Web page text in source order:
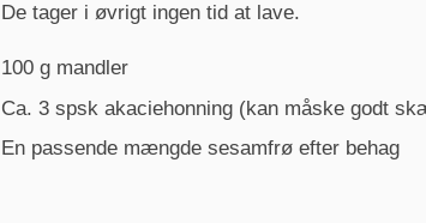
De tager i øvrigt ingen tid at lave.
100 g mandler
Ca. 3 spsk akaciehonning (kan måske godt
En passende mængde sesamfrø efter behag